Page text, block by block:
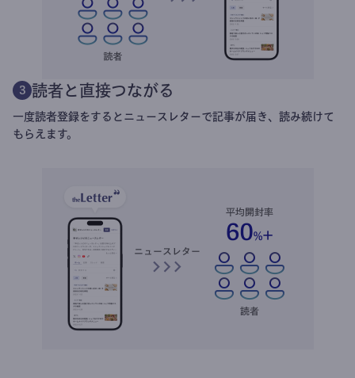
3 読者と直接つながる
一度読者登録をするとニュースレターで記事が届き、読み続けて
もらえます。